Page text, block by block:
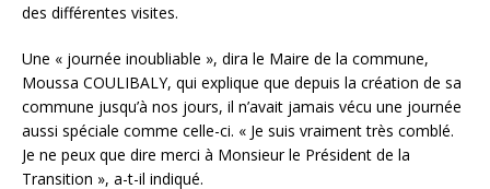
des différentes visites.
Une « journée inoubliable », dira le Maire de la commune,
Moussa COULIBALY, qui explique que depuis la création de sa
commune jusqu’à nos jours, il n’avait jamais vécu une journée
aussi spéciale comme celle-ci. « Je suis vraiment très comblé.
Je ne peux que dire merci à Monsieur le Président de la
Transition », a-t-il indiqué.